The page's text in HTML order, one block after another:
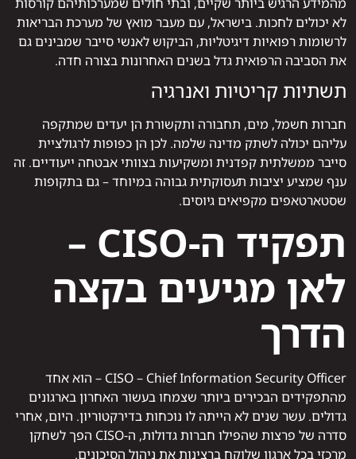
לא יכולים לחכות. בישראל, עם מעבר מואץ של מערכת הבריאות
לרשומות רפואיות דיגיטליות, הביקוש לאנשי סייבר שמבינים גם
את הסביבה הרפואית גדל בשנים האחרונות בצורה חדה.
תשתיות קריטיות ואנרגיה
חברות חשמל, מים, תחבורה ותקשורת הן יעדים שמתקפה
עליהם יכולה לשתק מדינה שלמה. לכן הן כפופות לרגולציית
סייבר ממשלתית קפדנית ומשקיעות בצוותי אבטחה ייעודיים. זה
ענף שמציע יציבות תעסוקתית גבוהה במיוחד – גם בתקופות
שסטארטאפים מקפיאים גיוסים.
תפקיד ה-CISO –
לאן מגיעים בקצה
הדרך
CISO – Chief Information Security Officer – הוא אחד
מהתפקידים הבכירים ביותר שצמחו בעשור האחרון בארגונים
גדולים. עשר שנים לא הייתה לו נוכחות בדירקטוריון. היום, אחרי
סדרה של פרצות שהפילו חברות גדולות, ה-CISO הפך לשחקן
מרכזי בכל ארגון שלוקח ברצינות את ניהול הסיכונים.